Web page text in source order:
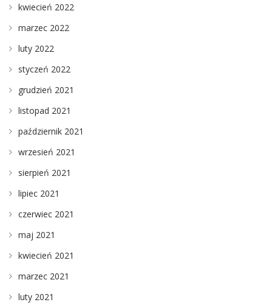
kwiecień 2022
marzec 2022
luty 2022
styczeń 2022
grudzień 2021
listopad 2021
październik 2021
wrzesień 2021
sierpień 2021
lipiec 2021
czerwiec 2021
maj 2021
kwiecień 2021
marzec 2021
luty 2021